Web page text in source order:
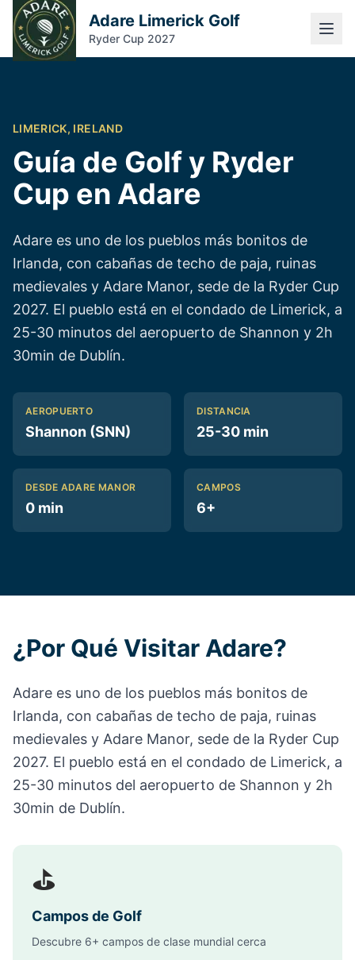
Adare Limerick Golf
Ryder Cup 2027
LIMERICK, IRELAND
Guía de Golf y Ryder
Cup en Adare
Adare es uno de los pueblos más bonitos de
Irlanda, con cabañas de techo de paja, ruinas
medievales y Adare Manor, sede de la Ryder Cup
2027. El pueblo está en el condado de Limerick, a
25-30 minutos del aeropuerto de Shannon y 2h
30min de Dublín.
AEROPUERTO
Shannon (SNN)
DISTANCIA
25-30 min
DESDE ADARE MANOR
0 min
CAMPOS
6+
¿Por Qué Visitar Adare?
Adare es uno de los pueblos más bonitos de
Irlanda, con cabañas de techo de paja, ruinas
medievales y Adare Manor, sede de la Ryder Cup
2027. El pueblo está en el condado de Limerick, a
25-30 minutos del aeropuerto de Shannon y 2h
30min de Dublín.
⛳
Campos de Golf
Descubre 6+ campos de clase mundial cerca